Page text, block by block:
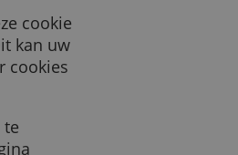
bezoekt. Deze cookie
Dit kan uw
rol. Zonder cookies